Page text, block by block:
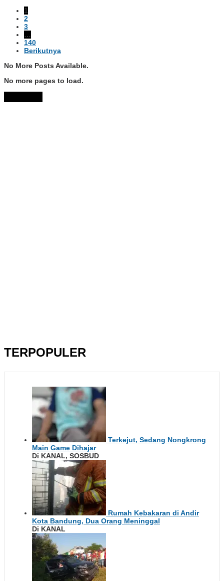
1
2
3
…
140
Berikutnya
No More Posts Available.
No more pages to load.
TERPOPULER
Terkejut, Sedang Nongkrong
Main Game Dihajar
Di KANAL, SOSBUD
Rumah Kebakaran di Andir
Kota Bandung, Dua Orang Meninggal
Di KANAL